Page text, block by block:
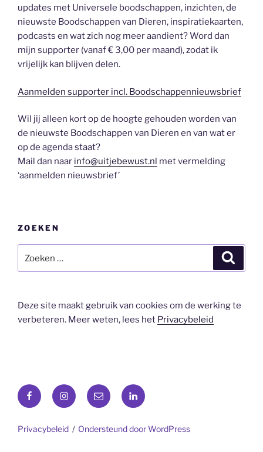
updates met Universele boodschappen, inzichten, de
nieuwste Boodschappen van Dieren, inspiratiekaarten,
podcasts en wat zich nog meer aandient? Word dan
mijn supporter (vanaf € 3,00 per maand), zodat ik
vrijelijk kan blijven delen.
Aanmelden supporter incl. Boodschappennieuwsbrief
Wil jij alleen kort op de hoogte gehouden worden van
de nieuwste Boodschappen van Dieren en van wat er
op de agenda staat?
Mail dan naar info@uitjebewust.nl met vermelding
‘aanmelden nieuwsbrief’
ZOEKEN
naar:
Deze site maakt gebruik van cookies om de werking te
verbeteren. Meer weten, lees het Privacybeleid
FacebookInstagram
E-
mail
LinkedIn
Privacybeleid Ondersteund door WordPress